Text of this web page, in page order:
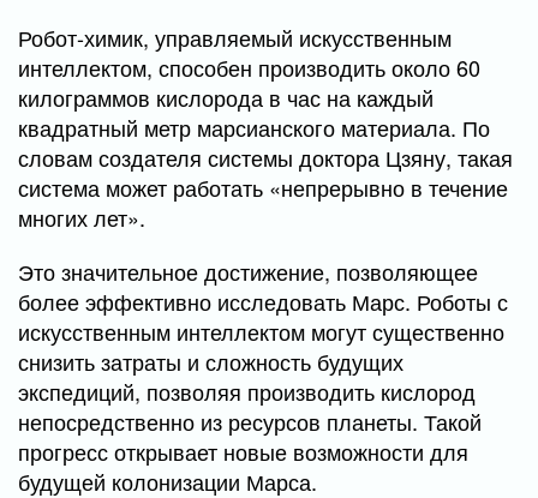
Робот-химик, управляемый искусственным
интеллектом, способен производить около 60
килограммов кислорода в час на каждый
квадратный метр марсианского материала. По
словам создателя системы доктора Цзяну, такая
система может работать «непрерывно в течение
многих лет».
Это значительное достижение, позволяющее
более эффективно исследовать Марс. Роботы с
искусственным интеллектом могут существенно
снизить затраты и сложность будущих
экспедиций, позволяя производить кислород
непосредственно из ресурсов планеты. Такой
прогресс открывает новые возможности для
будущей колонизации Марса.